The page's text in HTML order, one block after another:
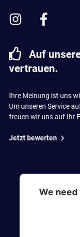
Auf
vertrauen.
Ihre Meinung ist uns
Um unseren Service
freuen wir uns auf Ihr
Jetzt bewerten
We